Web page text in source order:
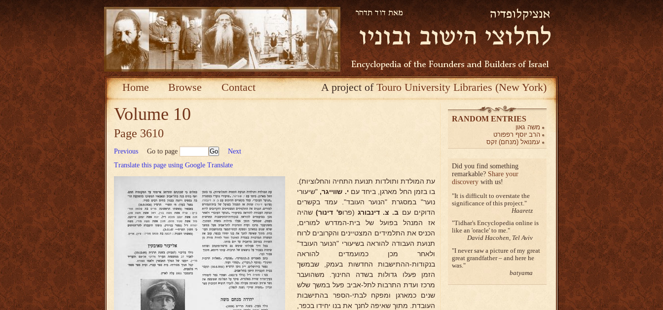
Home Browse Contact A project ofTouro University Libraries (New York)
Volume 10
Page 3610
Previous Go to page
Next
Translate this page using Google Translate
עת המולדת ותולדות תנועת התחיה והחלוציות).
בו בזמן החל מארגן, ביחד עם י. שווייגר, "שיעורי
נוער" במסגרת "הנוער העובד". עמד בקשרים
הדוקים עם ב. צ. דינבורג (פרופ' דינור) שהיה
אז המנהל בפועל של בית-המדרש למורים,
הכניס את התלמידים המצטיינים והקרובים לרוח
תנועת העבודה להוראה בשיעורי "הנוער העובד"
ולאחר מכן כמועמדים להוראה
בנקודות-ההתישבות החדשות בעמק, שבמשך
הזמן פעלו גדולות בשדה החינוך. משהועבר
מרכז ועדת התרבות לתל-אביב פעל במשך שלש
שנים כמארגן ומפקח לבתי-הספר בהתישבות
העובדת. מתוך שאיפה לחנך את בנו יחידו בכפר,
RANDOM ENTRIES
משה גאון
הרב יוסף רפפורט
עמנואל (מנחם) זקס
Did you find something
remarkable? Share your
discovery with us!
It is difficult to overstate the
significance of this project.
Haaretz
Tidhar's Encyclopedia online is
like an 'oracle' to me.
David Hacohen, Tel Aviv
I never saw a picture of my great
great grandfather – and here he
was.
batyama